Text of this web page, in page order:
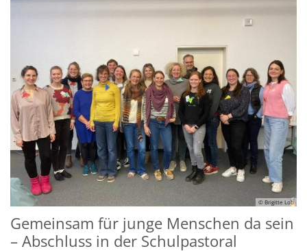
© Brigitte Lob
Gemeinsam für junge Menschen da sein
– Abschluss in der Schulpastoral